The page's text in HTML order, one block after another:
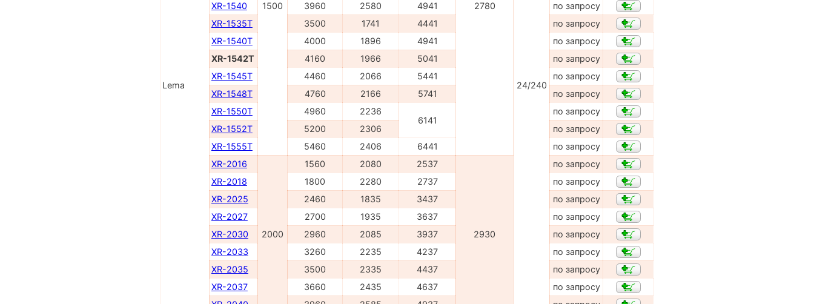
Lema
1500 2780
24/240
XR-1540
3960 2580 4941
по запросу
XR-1535T
3500 1741 4441
по запросу
XR-1540T
4000 1896 4941
по запросу
XR-1542T
4160 1966 5041
по запросу
XR-1545T
4460 2066 5441
по запросу
XR-1548T
4760 2166 5741
по запросу
XR-1550T
4960
2236
6141
по запросу
XR-1552T
5200 2306
по запросу
XR-1555T
5460 2406 6441
по запросу
XR-2016
2000
1560 2080 2537
2930
по запросу
XR-2018
1800 2280 2737
по запросу
XR-2025
2460 1835 3437
по запросу
XR-2027
2700 1935 3637
по запросу
XR-2030
2960 2085 3937
по запросу
XR-2033
3260 2235 4237
по запросу
XR-2035
3500 2335 4437
по запросу
XR-2037
3660 2435 4637
по запросу